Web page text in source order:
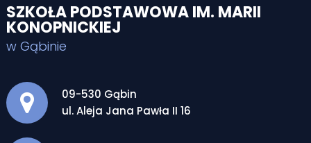
SZKOŁA PODSTAWOWA IM. MARII
KONOPNICKIEJ
w Gąbinie
Adres pocztowy:
09-530 Gąbin
ul. Aleja Jana Pawła II 16